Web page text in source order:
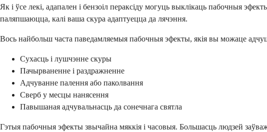
Як і ўсе лекі, адапален і бензоіл пераксіду могуць выклікаць пабочныя
паляпшаюцца, калі ваша скура адаптуецца да лячэння.
Вось найбольш часта паведамляемыя пабочныя эфекты, якія вы можаце
Сухасць і лушчэнне скуры
Пачырваненне і раздражненне
Адчуванне палення або паколвання
Сверб у месцы нанясення
Павышаная адчувальнасць да сонечнага святла
Гэтыя пабочныя эфекты звычайна мяккія і часовыя. Большасць людзей